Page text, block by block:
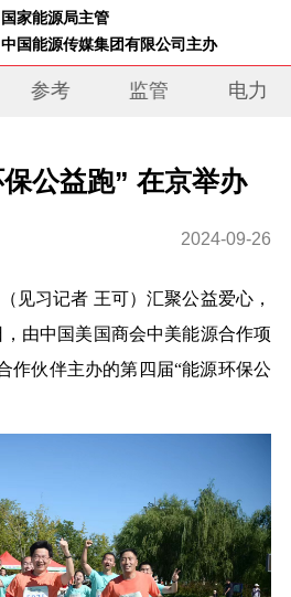
国家能源局主管
中国能源传媒集团有限公司主办
参考 监管 电力
公益跑” 在京举办
2024-09-26
（见习记者 王可）汇聚公益爱心，
，由中国美国商会中美能源合作项
作伙伴主办的第四届“能源环保公